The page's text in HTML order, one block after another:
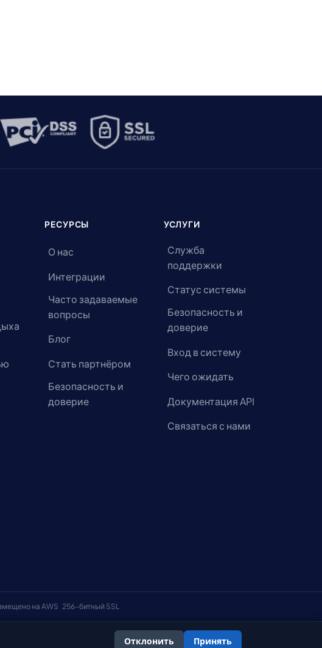
РЕСУРСЫ
О нас
Интеграции
Часто задаваемые
вопросы
Блог
Стать партнёром
Безопасность и
доверие
УСЛУГИ
Служба
поддержки
Статус системы
Безопасность и
доверие
Вход в систему
Чего ожидать
Документация API
Связаться с нами
на AWS 256-битный SSL
Политика использования файлов cookie
Отклонить Принять